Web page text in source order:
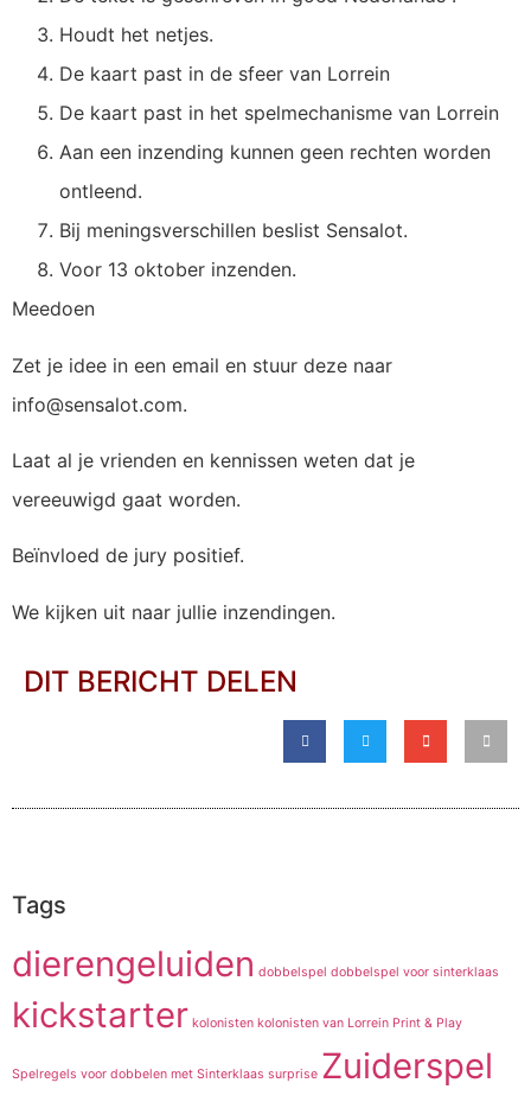
Houdt het netjes.
De kaart past in de sfeer van Lorrein
De kaart past in het spelmechanisme van Lorrein
Aan een inzending kunnen geen rechten worden
ontleend.
Bij meningsverschillen beslist Sensalot.
Voor 13 oktober inzenden.
Meedoen
Zet je idee in een email en stuur deze naar
info@sensalot.com.
Laat al je vrienden en kennissen weten dat je
vereeuwigd gaat worden.
Beïnvloed de jury positief.
We kijken uit naar jullie inzendingen.
DIT BERICHT DELEN
Tags
dierengeluiden dobbelspel dobbelspel voor sinterklaas
kickstarter kolonisten kolonisten van Lorrein Print & Play
Spelregels voor dobbelen met Sinterklaas surprise Zuiderspel